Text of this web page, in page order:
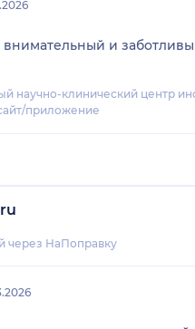
и
научно-клинический центр
приложение
через НаПоправку